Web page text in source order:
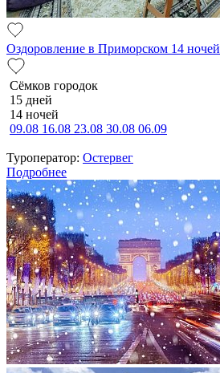
Оздоровление в Приморском 14 ночей
Сёмков городок
15 дней
14 ночей
09.08 16.08 23.08 30.08 06.09
Туроператор: Остервег
Подробнее